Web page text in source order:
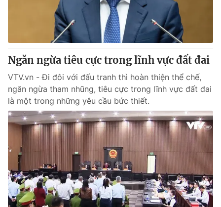
Ngăn ngừa tiêu cực trong lĩnh vực đất đai
VTV.vn - Đi đôi với đấu tranh thì hoàn thiện thể chế,
ngăn ngừa tham nhũng, tiêu cực trong lĩnh vực đất đai
là một trong những yêu cầu bức thiết.